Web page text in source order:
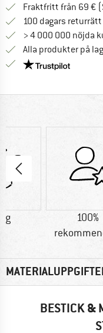
Fraktfritt från 69 €
100 dagars returrätt
> 4 000 000 nöjda
Alla produkter på
Trust
g
100%
BESTICK &